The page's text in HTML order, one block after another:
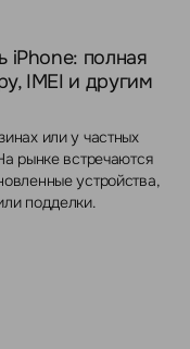
iPhone: полная
IMEI и другим
или у частных
рынке встречаются
устройства,
подделки.